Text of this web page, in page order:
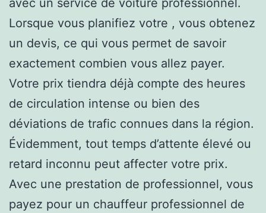
Lorsque vous planifiez votre , vous obtenez
un devis, ce qui vous permet de savoir
exactement combien vous allez payer.
Votre prix tiendra déjà compte des heures
de circulation intense ou bien des
déviations de trafic connues dans la région.
Évidemment, tout temps d’attente élevé ou
retard inconnu peut affecter votre prix.
Avec une prestation de professionnel, vous
payez pour un chauffeur professionnel de